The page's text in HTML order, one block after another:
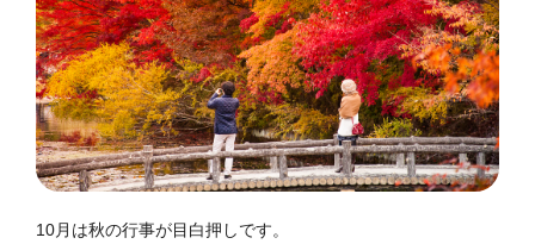
10月は秋の行事が目白押しです。